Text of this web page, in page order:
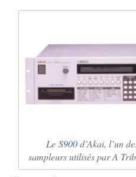
Le S900d’Akai, l’un
sampleurs utili­sés par A